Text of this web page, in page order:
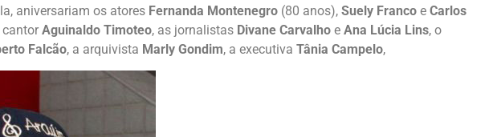
aniversariam os atores Fernanda Montenegro (80 anos), Suely Franco e Carlos
cantor Aguinaldo Timoteo, as jornalistas Divane Carvalho e Ana Lúcia Lins, o
Falcão, a arquivista Marly Gondim, a executiva Tânia Campelo,